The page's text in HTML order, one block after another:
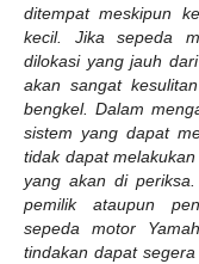
ditempat meskipun
kecil. Jika sepeda
dilokasi yang jauh
akan sangat
bengkel. Dalam
sistem yang dapat
tidak dapat
yang akan di
pemilik ataupun
sepeda motor
tindakan dapat